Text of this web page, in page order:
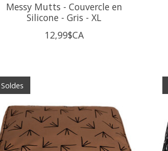
Messy Mutts - Couvercle en
Silicone - Gris - XL
12,99$CA
Soldes